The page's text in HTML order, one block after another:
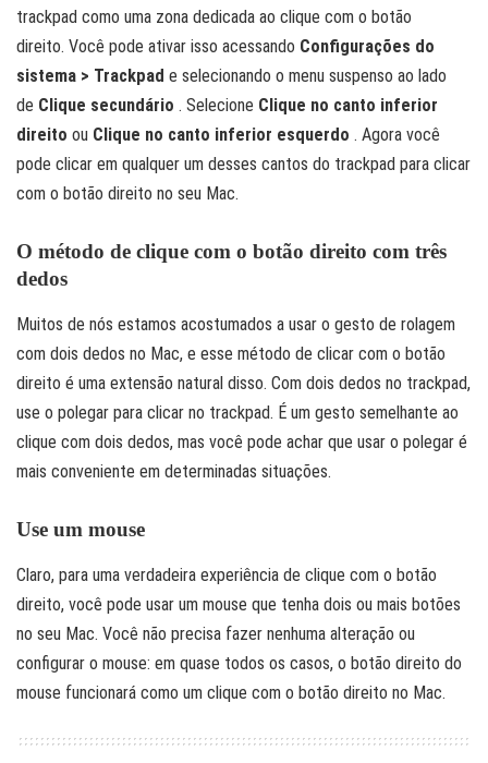
trackpad como uma zona dedicada ao clique com o botão
direito. Você pode ativar isso acessando Configurações do
sistema > Trackpad e selecionando o menu suspenso ao lado
de Clique secundário . Selecione Clique no canto inferior
direito ou Clique no canto inferior esquerdo . Agora você
pode clicar em qualquer um desses cantos do trackpad para clicar
com o botão direito no seu Mac.
O método de clique com o botão direito com três
dedos
Muitos de nós estamos acostumados a usar o gesto de rolagem
com dois dedos no Mac, e esse método de clicar com o botão
direito é uma extensão natural disso. Com dois dedos no trackpad,
use o polegar para clicar no trackpad. É um gesto semelhante ao
clique com dois dedos, mas você pode achar que usar o polegar é
mais conveniente em determinadas situações.
Use um mouse
Claro, para uma verdadeira experiência de clique com o botão
direito, você pode usar um mouse que tenha dois ou mais botões
no seu Mac. Você não precisa fazer nenhuma alteração ou
configurar o mouse: em quase todos os casos, o botão direito do
mouse funcionará como um clique com o botão direito no Mac.